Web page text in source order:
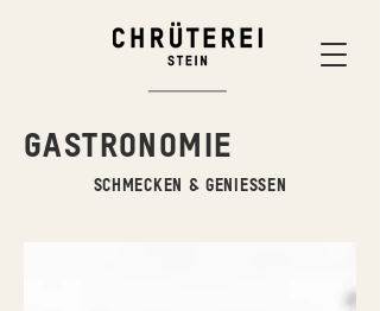
GASTRONOMIE
SCHMECKEN & GENIESSEN